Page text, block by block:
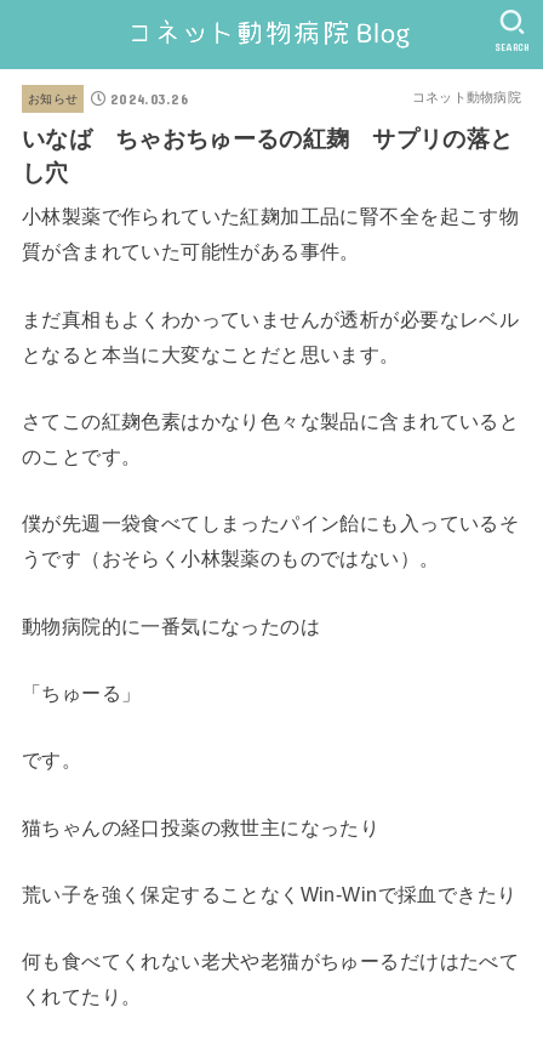
SEARCH
お知らせ 2024.03.26 コネット動物病院
いなば ちゃおちゅーるの紅麹 サプリの落と
し穴
小林製薬で作られていた紅麹加工品に腎不全を起こす物
質が含まれていた可能性がある事件。
まだ真相もよくわかっていませんが透析が必要なレベル
となると本当に大変なことだと思います。
さてこの紅麹色素はかなり色々な製品に含まれていると
のことです。
僕が先週一袋食べてしまったパイン飴にも入っているそ
うです（おそらく小林製薬のものではない）。
動物病院的に一番気になったのは
「ちゅーる」
です。
猫ちゃんの経口投薬の救世主になったり
荒い子を強く保定することなくWin-Winで採血できたり
何も食べてくれない老犬や老猫がちゅーるだけはたべて
くれてたり。